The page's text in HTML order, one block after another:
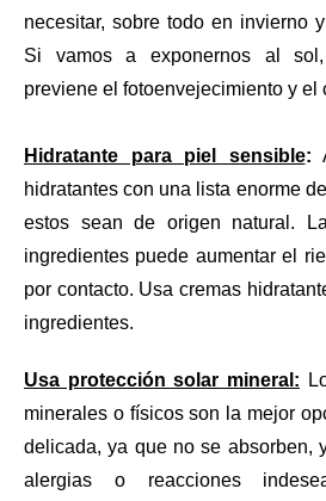
necesitar, sobre todo en invierno
Si vamos a exponernos al
previene el fotoenvejecimiento y el
Hidratante para piel sensible:
hidratantes con una lista enorme
estos sean de origen natural.
ingredientes puede aumentar el
por contacto. Usa cremas
ingredientes.
Usa protección solar mineral:
minerales o físicos son la mejor
delicada, ya que no se absorben,
alergias o reacciones